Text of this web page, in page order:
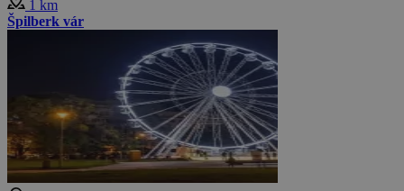
1 km
Špilberk vár